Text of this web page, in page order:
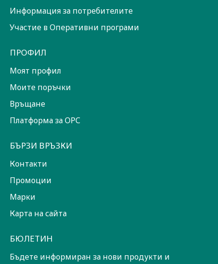
Информация за потребителите
Участие в Оперативни програми
ПРОФИЛ
Моят профил
Моите поръчки
Връщане
Платформа за ОРС
БЪРЗИ ВРЪЗКИ
Контакти
Промоции
Марки
Карта на сайта
БЮЛЕТИН
Бъдете информиран за нови продукти и